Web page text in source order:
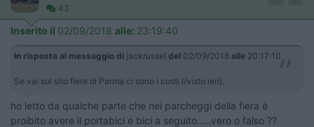
43
Inserito il 02/09/2018 alle: 23:19:40
In risposta al messaggio di jackrussel del 02/09/2018 alle 20:17:10
Se vai sul sito fiere di Parma ci sono i costi l/visto ieri).
ho letto da qualche parte che nei parcheggi della fiera è
proibito avere il portabici e bici a seguito…..vero o falso ??